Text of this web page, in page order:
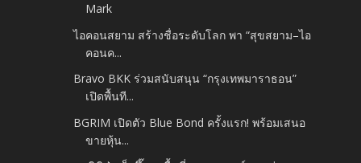
Mark
ไอคอนสยาม สร้างชื่อระดับโลก​ พา “สุขสยาม–ไอ
คอนค...
Bravo BKK ร่วมสนับสนุน “กรุงเทพมาราธอน”
เปิดพื้นที...
BGRIM เปิดตัว Blue Bond ครั้งแรก! พร้อมเสนอ
ขายหุ้น...